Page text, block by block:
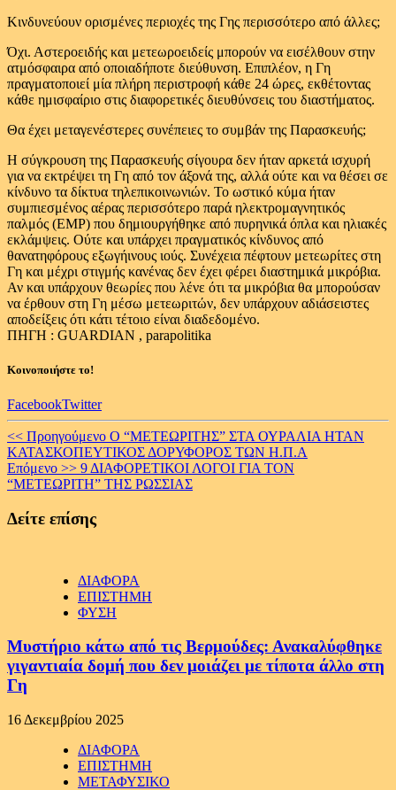
Κινδυνεύουν ορισμένες περιοχές της Γης περισσότερο από άλλες;
Όχι. Αστεροειδής και μετεωροειδείς μπορούν να εισέλθουν στην
ατμόσφαιρα από οποιαδήποτε διεύθυνση. Επιπλέον, η Γη
πραγματοποιεί μία πλήρη περιστροφή κάθε 24 ώρες, εκθέτοντας
κάθε ημισφαίριο στις διαφορετικές διευθύνσεις του διαστήματος.
Θα έχει μεταγενέστερες συνέπειες το συμβάν της Παρασκευής;
Η σύγκρουση της Παρασκευής σίγουρα δεν ήταν αρκετά ισχυρή
για να εκτρέψει τη Γη από τον άξονά της, αλλά ούτε και να θέσει σε
κίνδυνο τα δίκτυα τηλεπικοινωνιών. Το ωστικό κύμα ήταν
συμπιεσμένος αέρας περισσότερο παρά ηλεκτρομαγνητικός
παλμός (EMP) που δημιουργήθηκε από πυρηνικά όπλα και ηλιακές
εκλάμψεις. Ούτε και υπάρχει πραγματικός κίνδυνος από
θανατηφόρους εξωγήινους ιούς. Συνέχεια πέφτουν μετεωρίτες στη
Γη και μέχρι στιγμής κανένας δεν έχει φέρει διαστημικά μικρόβια.
Αν και υπάρχουν θεωρίες που λένε ότι τα μικρόβια θα μπορούσαν
να έρθουν στη Γη μέσω μετεωριτών, δεν υπάρχουν αδιάσειστες
αποδείξεις ότι κάτι τέτοιο είναι διαδεδομένο.
ΠΗΓΗ : GUARDIAN , parapolitika
Κοινοποιήστε το!
FacebookTwitter
Continue
Reading
<< Προηγούμενο O “ΜΕΤΕΩΡΙΤΗΣ” ΣΤΑ ΟΥΡΑΛΙΑ ΗΤΑΝ
ΚΑΤΑΣΚΟΠΕΥΤΙΚΟΣ ΔΟΡΥΦΟΡΟΣ ΤΩΝ Η.Π.Α
Επόμενο >> 9 ΔΙΑΦΟΡΕΤΙΚΟΙ ΛΟΓΟΙ ΓΙΑ ΤΟΝ
“ΜΕΤΕΩΡΙΤΗ” ΤΗΣ ΡΩΣΣΙΑΣ
Δείτε επίσης
ΔΙΑΦΟΡΑ
ΕΠΙΣΤΗΜΗ
ΦΥΣΗ
Μυστήριο κάτω από τις Βερμούδες: Ανακαλύφθηκε
γιγαντιαία δομή που δεν μοιάζει με τίποτα άλλο στη
Γη
16 Δεκεμβρίου 2025
ΔΙΑΦΟΡΑ
ΕΠΙΣΤΗΜΗ
ΜΕΤΑΦΥΣΙΚΟ